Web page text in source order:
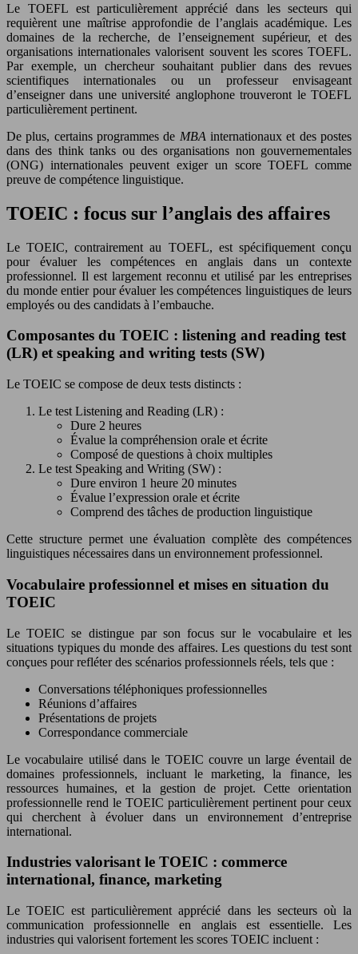
Le TOEFL est particulièrement apprécié dans les secteurs qui
requièrent une maîtrise approfondie de l’anglais académique. Les
domaines de la recherche, de l’enseignement supérieur, et des
organisations internationales valorisent souvent les scores TOEFL.
Par exemple, un chercheur souhaitant publier dans des revues
scientifiques internationales ou un professeur envisageant
d’enseigner dans une université anglophone trouveront le TOEFL
particulièrement pertinent.
De plus, certains programmes de MBAinternationaux et des postes
dans des think tanks ou des organisations non gouvernementales
(ONG) internationales peuvent exiger un score TOEFL comme
preuve de compétence linguistique.
TOEIC : focus sur l’anglais des affaires
Le TOEIC, contrairement au TOEFL, est spécifiquement conçu
pour évaluer les compétences en anglais dans un contexte
professionnel. Il est largement reconnu et utilisé par les entreprises
du monde entier pour évaluer les compétences linguistiques de leurs
employés ou des candidats à l’embauche.
Composantes du TOEIC : listening and reading test
(LR) et speaking and writing tests (SW)
Le TOEIC se compose de deux tests distincts :
Le test Listening and Reading (LR) :
Dure 2 heures
Évalue la compréhension orale et écrite
Composé de questions à choix multiples
Le test Speaking and Writing (SW) :
Dure environ 1 heure 20 minutes
Évalue l’expression orale et écrite
Comprend des tâches de production linguistique
Cette structure permet une évaluation complète des compétences
linguistiques nécessaires dans un environnement professionnel.
Vocabulaire professionnel et mises en situation du
TOEIC
Le TOEIC se distingue par son focus sur le vocabulaire et les
situations typiques du monde des affaires. Les questions du test sont
conçues pour refléter des scénarios professionnels réels, tels que :
Conversations téléphoniques professionnelles
Réunions d’affaires
Présentations de projets
Correspondance commerciale
Le vocabulaire utilisé dans le TOEIC couvre un large éventail de
domaines professionnels, incluant le marketing, la finance, les
ressources humaines, et la gestion de projet. Cette orientation
professionnelle rend le TOEIC particulièrement pertinent pour ceux
qui cherchent à évoluer dans un environnement d’entreprise
international.
Industries valorisant le TOEIC : commerce
international, finance, marketing
Le TOEIC est particulièrement apprécié dans les secteurs où la
communication professionnelle en anglais est essentielle. Les
industries qui valorisent fortement les scores TOEIC incluent :